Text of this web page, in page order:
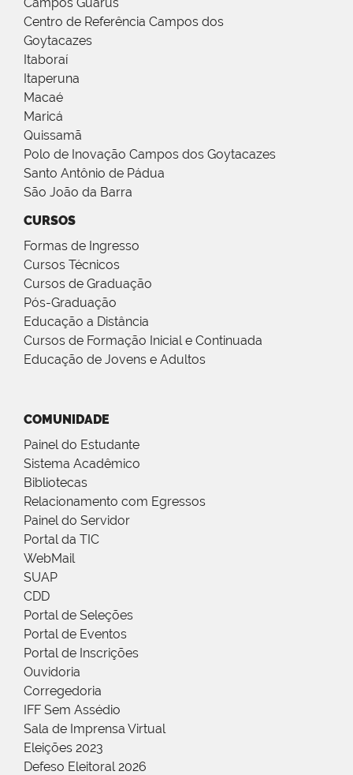
Centro de Referência Campos dos
Goytacazes
Itaboraí
Itaperuna
Macaé
Maricá
Quissamã
Polo de Inovação Campos dos Goytacazes
Santo Antônio de Pádua
São João da Barra
CURSOS
Formas de Ingresso
Cursos Técnicos
Cursos de Graduação
Pós-Graduação
Educação a Distância
Cursos de Formação Inicial e Continuada
Educação de Jovens e Adultos
COMUNIDADE
Painel do Estudante
Sistema Acadêmico
Bibliotecas
Relacionamento com Egressos
Painel do Servidor
Portal da TIC
WebMail
SUAP
CDD
Portal de Seleções
Portal de Eventos
Portal de Inscrições
Ouvidoria
Corregedoria
IFF Sem Assédio
Sala de Imprensa Virtual
Eleições 2023
Defeso Eleitoral 2026